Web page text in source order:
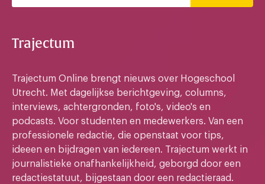
Trajectum
Trajectum Online brengt nieuws over Hogeschool
Utrecht. Met dagelijkse berichtgeving, columns,
interviews, achtergronden, foto's, video's en
podcasts. Voor studenten en medewerkers. Van een
professionele redactie, die openstaat voor tips,
ideeen en bijdragen van iedereen. Trajectum werkt in
journalistieke onafhankelijkheid, geborgd door een
redactiestatuut, bijgestaan door een redactieraad.